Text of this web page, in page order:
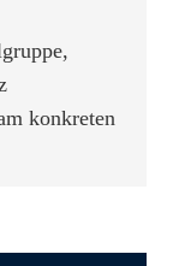
konkreten